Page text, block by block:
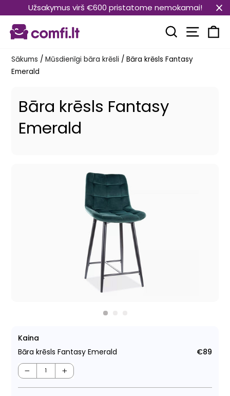
uz
saturu
Užsakymus virš €600 pristatome nemokamai!
Meklēt
Sākums / Mūsdienīgi bāra krēsli / Bāra krēsls Fantasy
Emerald
Bāra krēsls Fantasy
Emerald
Kaina
Bāra krēsls Fantasy Emerald
€89
− +